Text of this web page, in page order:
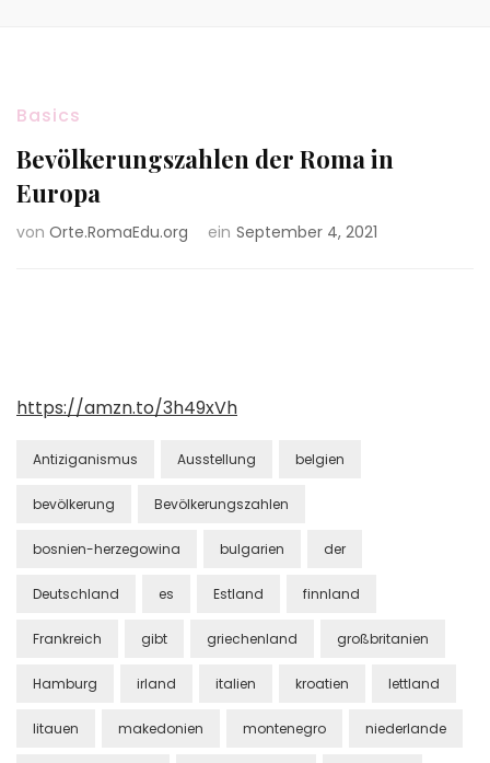
Basics
Bevölkerungszahlen der Roma in
Europa
von Orte.RomaEdu.org ein September 4, 2021
https://amzn.to/3h49xVh
Antiziganismus Ausstellung belgien
bevölkerung Bevölkerungszahlen
bosnien-herzegowina bulgarien der
Deutschland es Estland finnland
Frankreich gibt griechenland großbritanien
Hamburg irland italien kroatien lettland
litauen makedonien montenegro niederlande